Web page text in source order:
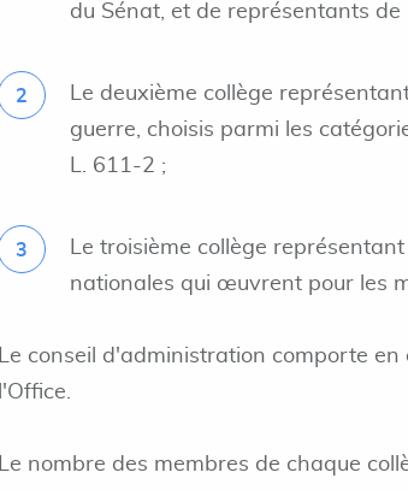
du Sénat, et de représentants
Le deuxième collège
guerre, choisis parmi les
L. 611-2 ;
Le troisième collège
nationales qui œuvrent pour les
Le conseil d'administration comporte
l'Office.
Le nombre des membres de chaque